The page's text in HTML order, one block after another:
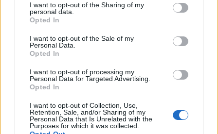
I want to opt-out of the Sharing of my
personal data.
Opted In
I want to opt-out of the Sale of my
Personal Data.
Opted In
I want to opt-out of processing my
Personal Data for Targeted Advertising.
Opted In
I want to opt-out of Collection, Use,
Retention, Sale, and/or Sharing of my
Personal Data that Is Unrelated with the
Purposes for which it was collected.
Ansvarlig redaktør og daglig leder:
Liv Maren Mæhre Vold
Ekspedisjon:
Tlf: 72 40 65 90
E-post:redaksjon@fjell-ljom.no
E-post:annonse@fjell-ljom.no
Utgiver: